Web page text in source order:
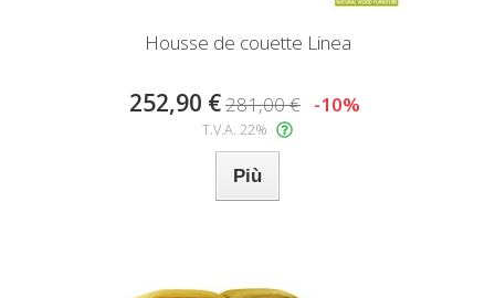
Housse de couette Linea
252,90 €281,00 € -10%
T.V.A. 22%
Più